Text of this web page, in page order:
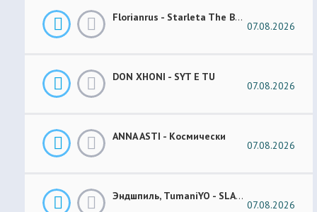
Florianrus - Starleta The Bar Session
07.08.2026
DON XHONI - SYT E TU
07.08.2026
ANNA ASTI - Космически
07.08.2026
Эндшпиль, TumaniYO - SLANG
07.08.2026